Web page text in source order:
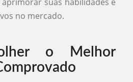
no mercado.
o Melhor